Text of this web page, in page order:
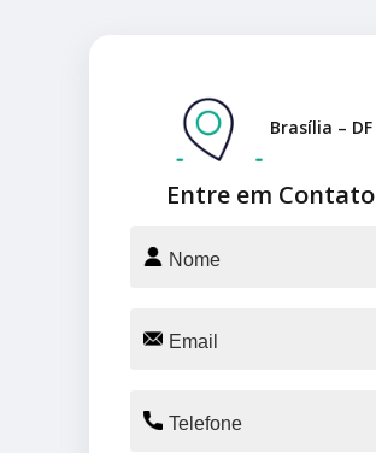
Entre em Contato
Brasília – DF